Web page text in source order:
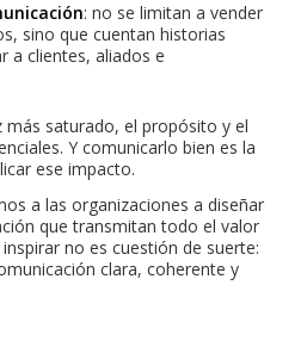
: no se limitan a vender
sino que cuentan historias
a clientes, aliados e
más saturado, el propósito y el
Y comunicarlo bien es la
ese impacto.
a las organizaciones a diseñar
que transmitan todo el valor
no es cuestión de suerte:
clara, coherente y